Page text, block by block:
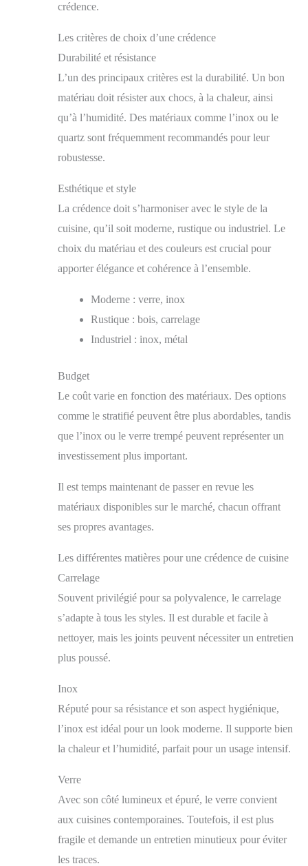
crédence.
Les critères de choix d’une crédence
Durabilité et résistance
L’un des principaux critères est la durabilité. Un bon
matériau doit résister aux chocs, à la chaleur, ainsi
qu’à l’humidité. Des matériaux comme l’inox ou le
quartz sont fréquemment recommandés pour leur
robustesse.
Esthétique et style
La crédence doit s’harmoniser avec le style de la
cuisine, qu’il soit moderne, rustique ou industriel. Le
choix du matériau et des couleurs est crucial pour
apporter élégance et cohérence à l’ensemble.
Moderne : verre, inox
Rustique : bois, carrelage
Industriel : inox, métal
Budget
Le coût varie en fonction des matériaux. Des options
comme le stratifié peuvent être plus abordables, tandis
que l’inox ou le verre trempé peuvent représenter un
investissement plus important.
Il est temps maintenant de passer en revue les
matériaux disponibles sur le marché, chacun offrant
ses propres avantages.
Les différentes matières pour une crédence de cuisine
Carrelage
Souvent privilégié pour sa polyvalence, le carrelage
s’adapte à tous les styles. Il est durable et facile à
nettoyer, mais les joints peuvent nécessiter un entretien
plus poussé.
Inox
Réputé pour sa résistance et son aspect hygiénique,
l’inox est idéal pour un look moderne. Il supporte bien
la chaleur et l’humidité, parfait pour un usage intensif.
Verre
Avec son côté lumineux et épuré, le verre convient
aux cuisines contemporaines. Toutefois, il est plus
fragile et demande un entretien minutieux pour éviter
les traces.